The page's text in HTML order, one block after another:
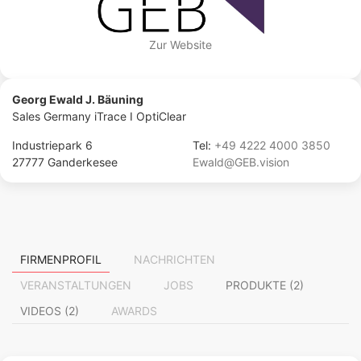
Zur Website
Georg Ewald J. Bäuning
Sales Germany iTrace I OptiClear
Industriepark 6
27777 Ganderkesee
Tel: +49 4222 4000 3850
Ewald@GEB.vision
FIRMENPROFIL
NACHRICHTEN
VERANSTALTUNGEN
JOBS
PRODUKTE (2)
VIDEOS (2)
AWARDS